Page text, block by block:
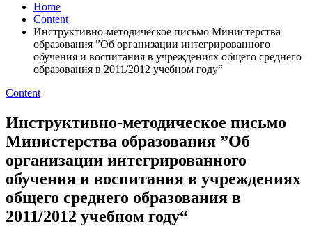
Home
Content
Инструктивно-методическое письмо Министерства
образования ”Об организации интегрированного
обучения и воспитания в учреждениях общего среднего
образования в 2011/2012 учебном году“
Content
Инструктивно-методическое письмо
Министерства образования ”Об
организации интегрированного
обучения и воспитания в учреждениях
общего среднего образования в
2011/2012 учебном году“